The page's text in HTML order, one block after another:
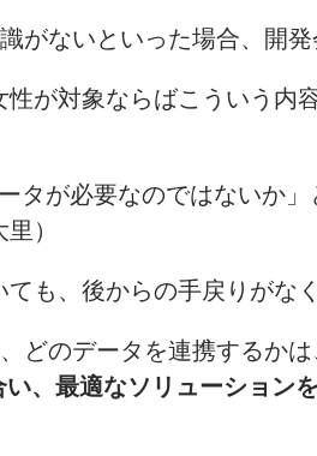
ないといった場合、開発
が対象ならばこういう内
が必要なのではないか
）
も、後からの手戻りがな
のデータを連携するか
、最適なソリューション